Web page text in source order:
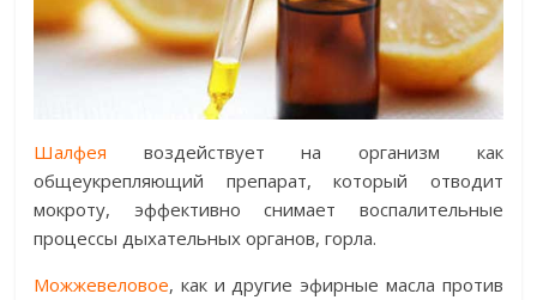
Шалфея воздействует на организм как
общеукрепляющий препарат, который отводит
мокроту, эффективно снимает воспалительные
процессы дыхательных органов, горла.
Можжевеловое, как и другие эфирные масла против